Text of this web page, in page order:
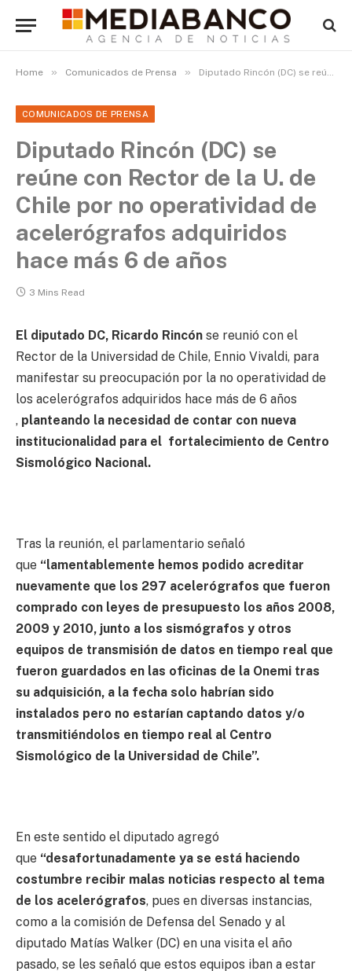
Home » Comunicados de Prensa » Diputado Rincón (DC) se reúne con Rector de la U. de Chile por no operatividad de acelerógrafos adquiridos hace más 6 de años
COMUNICADOS DE PRENSA
Diputado Rincón (DC) se
reúne con Rector de la U. de
Chile por no operatividad de
acelerógrafos adquiridos
hace más 6 de años
3 Mins Read
El diputado DC, Ricardo Rincón se reunió con el
Rector de la Universidad de Chile, Ennio Vivaldi, para
manifestar su preocupación por la no operatividad de
los acelerógrafos adquiridos hace más de 6 años
, planteando la necesidad de contar con nueva
institucionalidad para el fortalecimiento de Centro
Sismológico Nacional.
Tras la reunión, el parlamentario señaló
que “lamentablemente hemos podido acreditar
nuevamente que los 297 acelerógrafos que fueron
comprado con leyes de presupuesto los años 2008,
2009 y 2010, junto a los sismógrafos y otros
equipos de transmisión de datos en tiempo real que
fueron guardados en las oficinas de la Onemi tras
su adquisición, a la fecha solo habrían sido
instalados pero no estarían captando datos y/o
transmitiéndolos en tiempo real al Centro
Sismológico de la Universidad de Chile”.
En este sentido el diputado agregó
que “desafortunadamente ya se está haciendo
costumbre recibir malas noticias respecto al tema
de los acelerógrafos, pues en diversas instancias,
como a la comisión de Defensa del Senado y al
diputado Matías Walker (DC) en una visita el año
pasado, se les señaló que estos equipos iban a estar